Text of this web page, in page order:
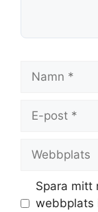
post
Spara mitt
webbplats